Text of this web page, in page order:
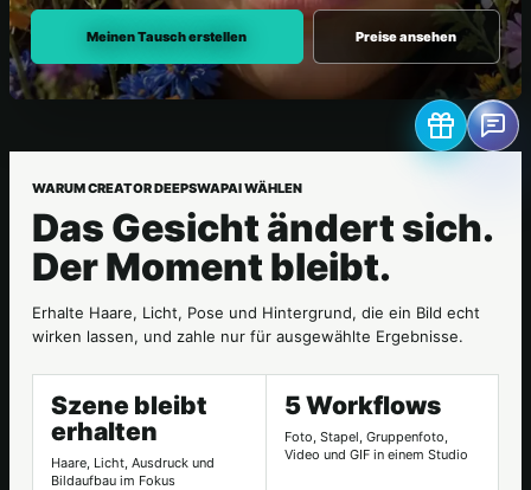
Meinen Tausch erstellen Preise ansehen
WARUM CREATOR DEEPSWAPAI WÄHLEN
Das Gesicht ändert sich.
Der Moment bleibt.
Erhalte Haare, Licht, Pose und Hintergrund, die ein Bild echt
wirken lassen, und zahle nur für ausgewählte Ergebnisse.
Szene bleibt
erhalten
Haare, Licht, Ausdruck und
Bildaufbau im Fokus
5 Workflows
Foto, Stapel, Gruppenfoto,
Video und GIF in einem Studio